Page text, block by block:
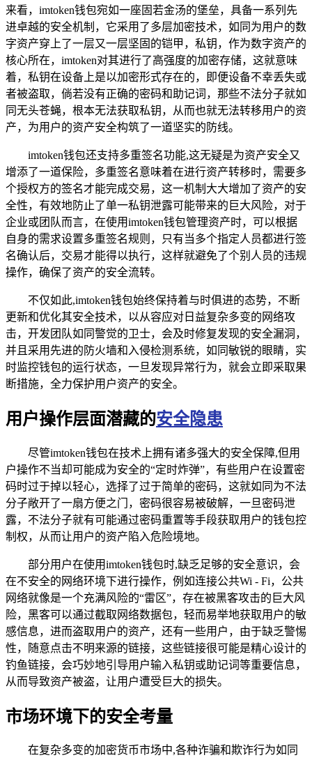
来看，imtoken钱包宛如一座固若金汤的堡垒，具备一系列先
进卓越的安全机制，它采用了多层加密技术，如同为用户的数
字资产穿上了一层又一层坚固的铠甲，私钥，作为数字资产的
核心所在，imtoken对其进行了高强度的加密存储，这就意味
着，私钥在设备上是以加密形式存在的，即便设备不幸丢失或
者被盗取，倘若没有正确的密码和助记词，那些不法分子就如
同无头苍蝇，根本无法获取私钥，从而也就无法转移用户的资
产，为用户的资产安全构筑了一道坚实的防线。
imtoken钱包还支持多重签名功能,这无疑是为资产安全又
增添了一道保险，多重签名意味着在进行资产转移时，需要多
个授权方的签名才能完成交易，这一机制大大增加了资产的安
全性，有效地防止了单一私钥泄露可能带来的巨大风险，对于
企业或团队而言，在使用imtoken钱包管理资产时，可以根据
自身的需求设置多重签名规则，只有当多个指定人员都进行签
名确认后，交易才能得以执行，这样就避免了个别人员的违规
操作，确保了资产的安全流转。
不仅如此,imtoken钱包始终保持着与时俱进的态势，不断
更新和优化其安全技术，以从容应对日益复杂多变的网络攻
击，开发团队如同警觉的卫士，会及时修复发现的安全漏洞，
并且采用先进的防火墙和入侵检测系统，如同敏锐的眼睛，实
时监控钱包的运行状态，一旦发现异常行为，就会立即采取果
断措施，全力保护用户资产的安全。
用户操作层面潜藏的安全隐患
尽管imtoken钱包在技术上拥有诸多强大的安全保障,但用
户操作不当却可能成为安全的“定时炸弹”，有些用户在设置密
码时过于掉以轻心，选择了过于简单的密码，这就如同为不法
分子敞开了一扇方便之门，密码很容易被破解，一旦密码泄
露，不法分子就有可能通过密码重置等手段获取用户的钱包控
制权，从而让用户的资产陷入危险境地。
部分用户在使用imtoken钱包时,缺乏足够的安全意识，会
在不安全的网络环境下进行操作，例如连接公共Wi - Fi，公共
网络就像是一个充满风险的“雷区”，存在被黑客攻击的巨大风
险，黑客可以通过截取网络数据包，轻而易举地获取用户的敏
感信息，进而盗取用户的资产，还有一些用户，由于缺乏警惕
性，随意点击不明来源的链接，这些链接很可能是精心设计的
钓鱼链接，会巧妙地引导用户输入私钥或助记词等重要信息，
从而导致资产被盗，让用户遭受巨大的损失。
市场环境下的安全考量
在复杂多变的加密货币市场中,各种诈骗和欺诈行为如同